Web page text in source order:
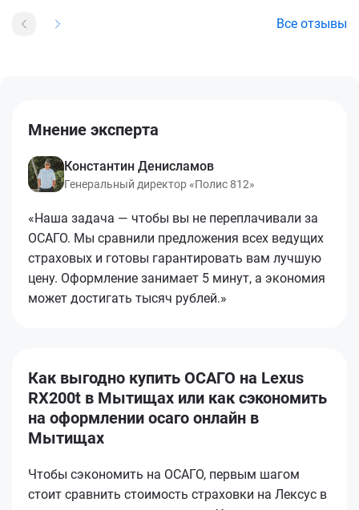
Все отзывы
Мнение эксперта
Константин Денисламов
Генеральный директор «Полис 812»
«Наша задача — чтобы вы не переплачивали за
ОСАГО. Мы сравнили предложения всех ведущих
страховых и готовы гарантировать вам лучшую
цену. Оформление занимает 5 минут, а экономия
может достигать тысяч рублей.»
Как выгодно купить ОСАГО на Lexus
RX200t в Мытищах или как сэкономить
на оформлении осаго онлайн в
Мытищах
Чтобы сэкономить на ОСАГО, первым шагом
стоит сравнить стоимость страховки на Лексус в